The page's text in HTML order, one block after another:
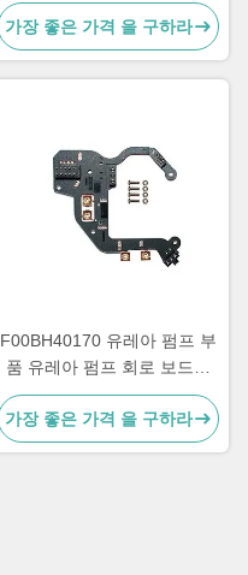
가장 좋은 가격 을 구하라
F00BH40170 유레아 펌프 부
품 유레아 펌프 회로 보드의
납 프레임
가장 좋은 가격 을 구하라